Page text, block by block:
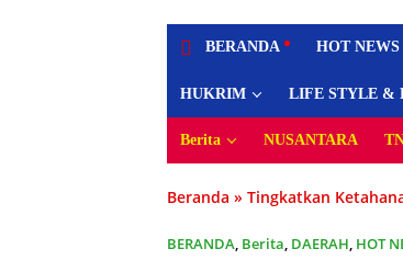
BERANDA HOT NEWS
HUKRIM LIFE STYLE &
Berita NUSANTARA
Beranda » Tingkatkan
BERANDA, Berita, DAERAH, HOT